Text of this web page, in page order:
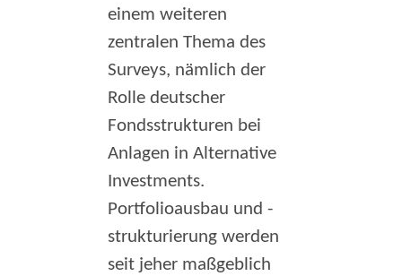
einem weiteren
zentralen Thema des
Surveys, nämlich der
Rolle deutscher
Fondsstrukturen bei
Anlagen in Alternative
Investments.
Portfolioausbau und -
strukturierung werden
seit jeher maßgeblich